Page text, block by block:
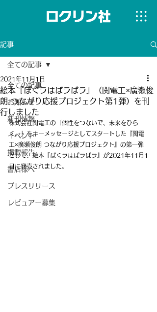
記事
全ての記事
お知らせ
新刊情報
イベント
掲載報告
書店様へ
プレスリリース
レビュアー募集
全ての記事
絵本『ぼくラはばラばラ』（関電工×廣瀬俊
朗 つながり応援プロジェクト第1弾）を刊
行しました
2021年11月1日
株式会社関電工の「個性をつないで、未来をひら
く。」をキーメッセージとしてスタートした『関電
工×廣瀬俊朗 つながり応援プロジェクト』の第一弾
として、絵本『ぼくラはばラばラ』が2021年11月1
日に発売されました。